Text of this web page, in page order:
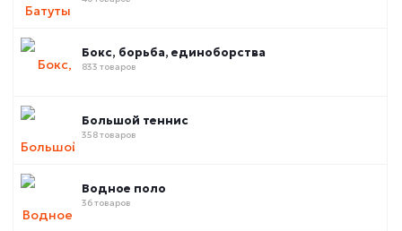
Бокс, борьба, единоборства
833 товаров
Большой теннис
358 товаров
Водное поло
36 товаров